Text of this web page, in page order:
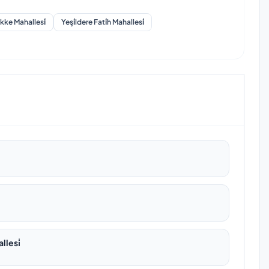
Mahallesi̇ Yeşi̇ldere Fati̇h Mahallesi̇